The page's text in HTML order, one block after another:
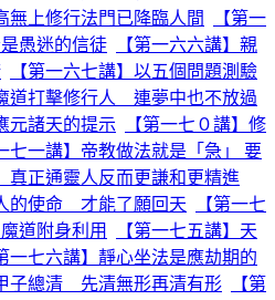
無上修行法門已降臨人間
【第一
愚迷的信徒
【第一六六講】親
【第一六七講】以五個問題測驗
道打擊修行人 連夢中也不放過
元諸天的提示
【第一七０講】修
七一講】帝教做法就是「急」 要
真正通靈人反而更謙和更精進
的使命 才能了願回天
【第一七
道附身利用
【第一七五講】天
一七六講】靜心坐法是應劫期的
子總清 先清無形再清有形
【第